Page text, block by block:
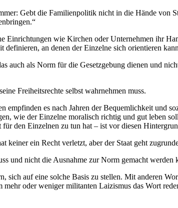
Gebt die Familienpolitik nicht in die Hände von
Einrichtungen wie Kirchen oder Unternehmen ihr
definieren, an denen der Einzelne sich orientieren
auch als Norm für die Gesetzgebung dienen und
Freiheitsrechte selbst wahrnehmen muss.
es nach Jahren der Bequemlichkeit und
wie der Einzelne moralisch richtig und gut leben
den Einzelnen zu tun hat – ist vor diesen
keiner ein Recht verletzt, aber der Staat geht
und nicht die Ausnahme zur Norm gemacht werden
auf eine solche Basis zu stellen. Mit anderen
oder weniger militanten Laizismus das Wort